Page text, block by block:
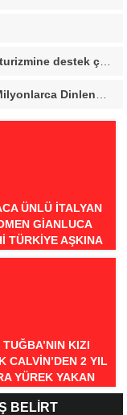
Gianluca Vacchi’den Antalya’da Türkiye turizmine destek çağrısı
ÜNLÜ İTALYAN
GIANLUCA
TÜRKIYE AŞKINA
GELIYOR!
TUĞBA’NIN KIZI
CALVİN’DEN 2 YIL
YÜREK YAKAN
İTİRAFLAR
BELİRT